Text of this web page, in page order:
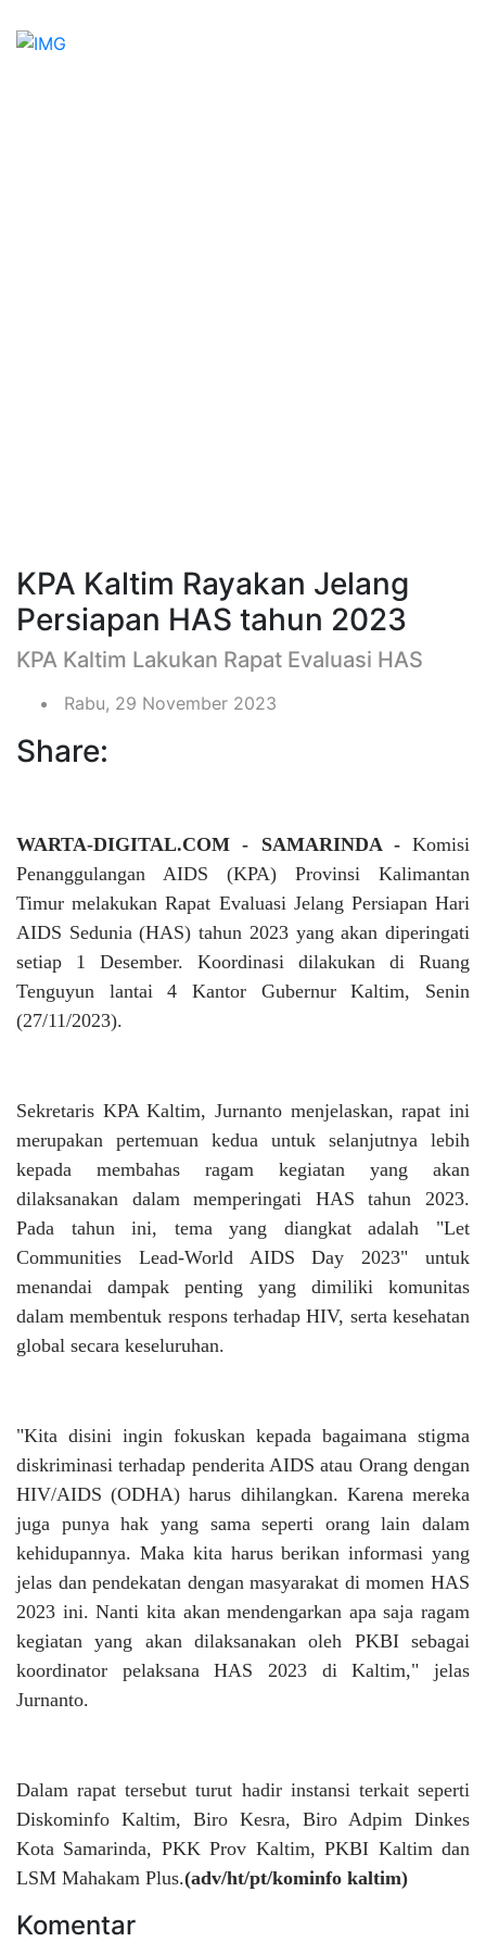
KPA Kaltim Rayakan Jelang
Persiapan HAS tahun 2023
KPA Kaltim Lakukan Rapat Evaluasi HAS
Rabu, 29 November 2023
Share:
WARTA-DIGITAL.COM - SAMARINDA - Komisi
Penanggulangan AIDS (KPA) Provinsi Kalimantan
Timur melakukan Rapat Evaluasi Jelang Persiapan Hari
AIDS Sedunia (HAS) tahun 2023 yang akan diperingati
setiap 1 Desember. Koordinasi dilakukan di Ruang
Tenguyun lantai 4 Kantor Gubernur Kaltim, Senin
(27/11/2023).
Sekretaris KPA Kaltim, Jurnanto menjelaskan, rapat ini
merupakan pertemuan kedua untuk selanjutnya lebih
kepada membahas ragam kegiatan yang akan
dilaksanakan dalam memperingati HAS tahun 2023.
Pada tahun ini, tema yang diangkat adalah "Let
Communities Lead-World AIDS Day 2023" untuk
menandai dampak penting yang dimiliki komunitas
dalam membentuk respons terhadap HIV, serta kesehatan
global secara keseluruhan.
"Kita disini ingin fokuskan kepada bagaimana stigma
diskriminasi terhadap penderita AIDS atau Orang dengan
HIV/AIDS (ODHA) harus dihilangkan. Karena mereka
juga punya hak yang sama seperti orang lain dalam
kehidupannya. Maka kita harus berikan informasi yang
jelas dan pendekatan dengan masyarakat di momen HAS
2023 ini. Nanti kita akan mendengarkan apa saja ragam
kegiatan yang akan dilaksanakan oleh PKBI sebagai
koordinator pelaksana HAS 2023 di Kaltim," jelas
Jurnanto.
Dalam rapat tersebut turut hadir instansi terkait seperti
Diskominfo Kaltim, Biro Kesra, Biro Adpim Dinkes
Kota Samarinda, PKK Prov Kaltim, PKBI Kaltim dan
LSM Mahakam Plus.(adv/ht/pt/kominfo kaltim)
Komentar